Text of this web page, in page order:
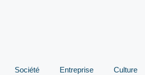
Société Entreprise Culture